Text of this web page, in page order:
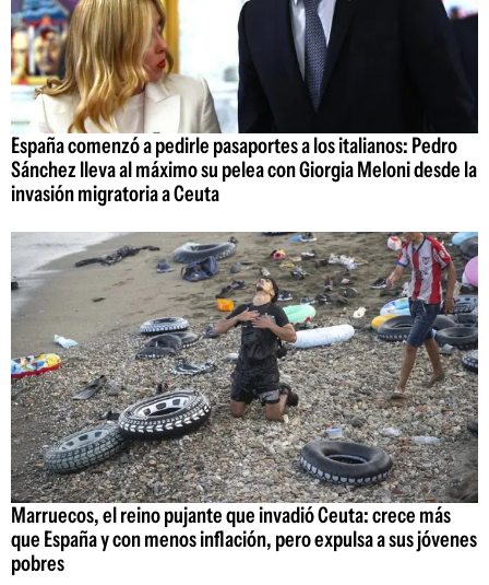
España comenzó a pedirle pasaportes a los italianos: Pedro
Sánchez lleva al máximo su pelea con Giorgia Meloni desde la
invasión migratoria a Ceuta
Marruecos, el reino pujante que invadió Ceuta: crece más
que España y con menos inflación, pero expulsa a sus jóvenes
pobres